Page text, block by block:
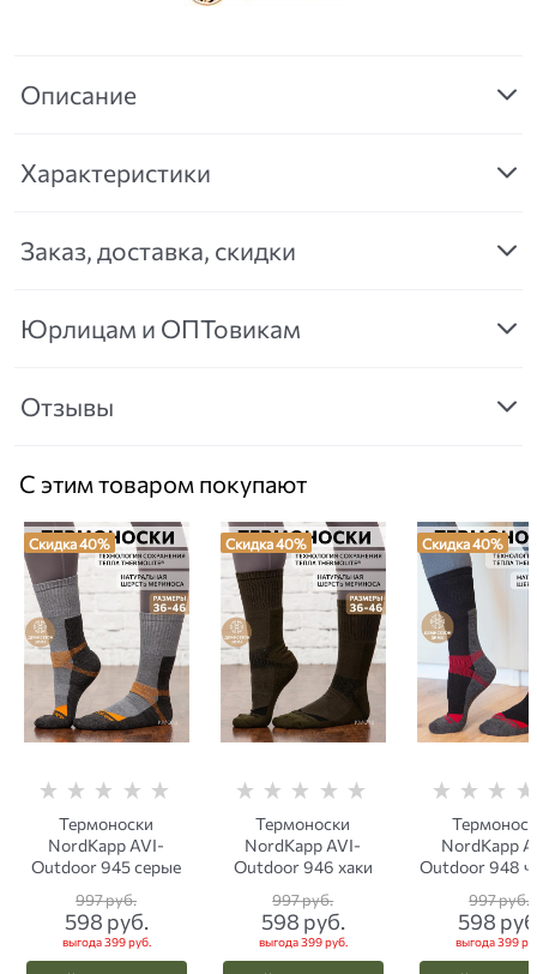
Описание
Характеристики
Заказ, доставка, скидки
Юрлицам и ОПТовикам
Отзывы
С этим товаром покупают
Скидка 40%
Термоноски
NordKapp AVI-
Outdoor 945 серые
997 руб.
598 руб.
выгода399 руб.
Скидка 40%
Термоноски
NordKapp AVI-
Outdoor 946 хаки
997 руб.
598 руб.
выгода399 руб.
Скидка 40%
NordKapp
Outdoor 948
997 руб.
598
выгода399